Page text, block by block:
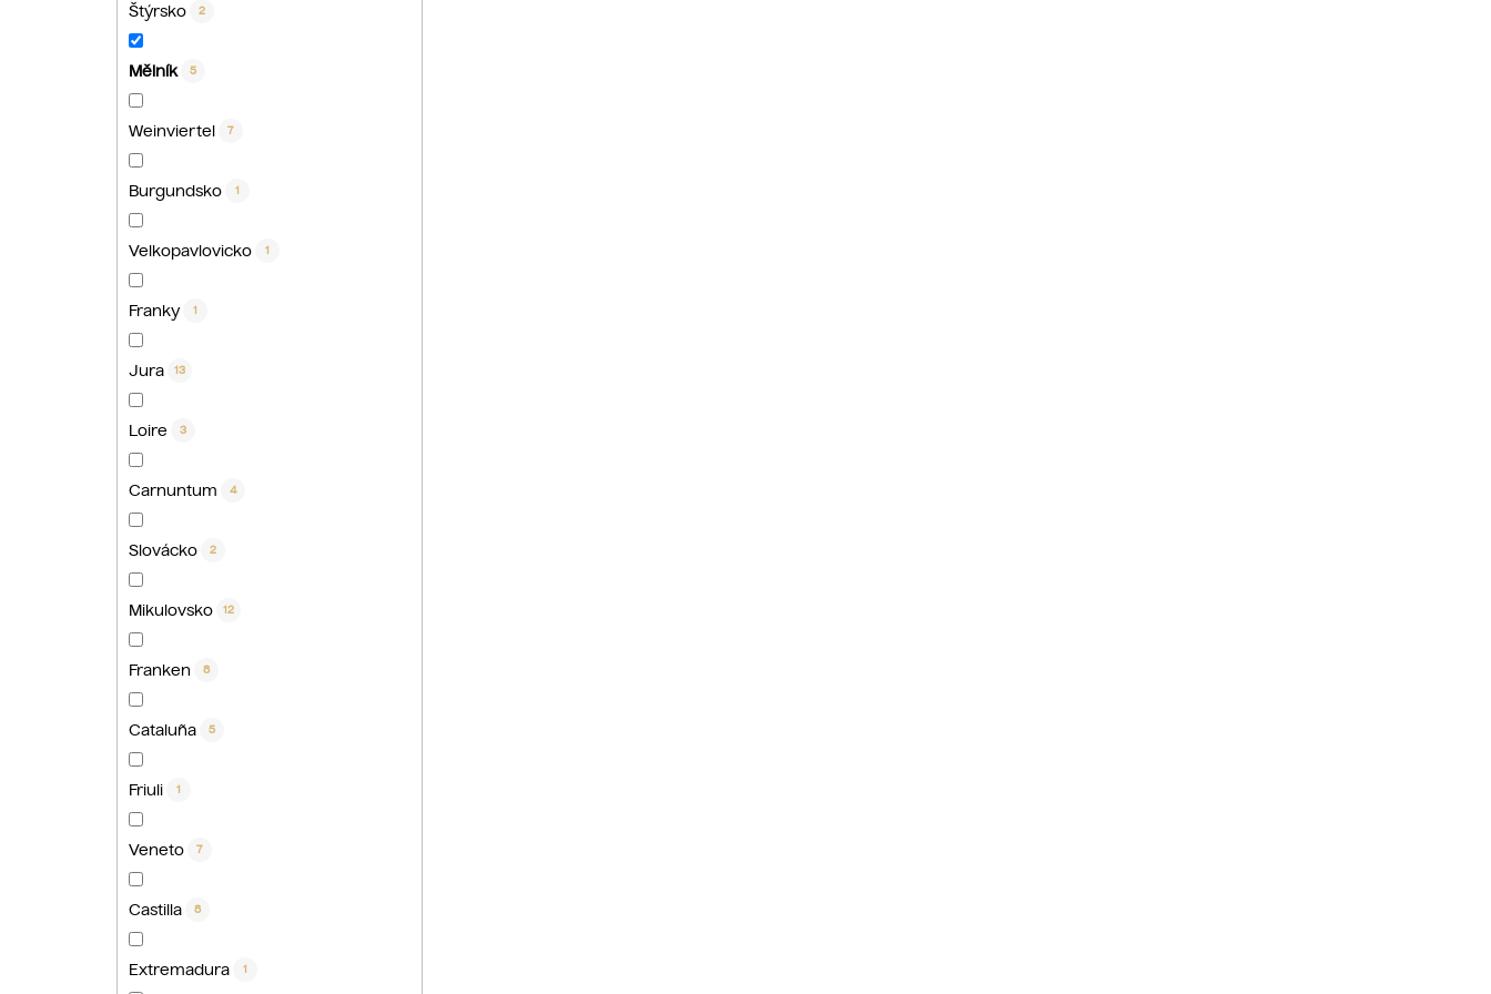
Štýrsko 2
Mělník 5
Weinviertel 7
Burgundsko 1
Velkopavlovicko 1
Franky 1
Jura 13
Loire 3
Carnuntum 4
Slovácko 2
Mikulovsko 12
Franken 8
Cataluña 5
Friuli 1
Veneto 7
Castilla 8
Extremadura 1